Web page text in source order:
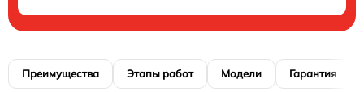
Преимущества Этапы работ Модели Гарантия